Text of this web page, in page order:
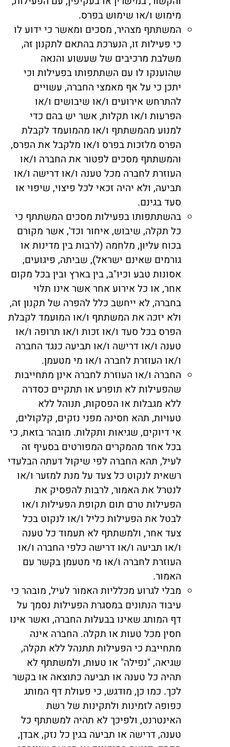
מימוש ו/או שימוש בפרס.
המשתתף מצהיר, מסכים ומאשר כי ידוע לו
כי פעילות זו, הנערכת בהתאם לתקנון זה,
משלבת מרכיבים של שעשוע והנאה
שהוענקו לו עם השתתפותו בפעילות וכי
יתכן כי על אף מאמצי החברה, עשויים
להתרחש אירועים ו/או שיבושים ו/או
הפרעות ו/או תקלות, אשר יש בהם כדי
למנוע מהמשתתף ו/או מהמועמד לקבלת
הפרס מלזכות בפרס ו/או מלקבל את הפרס,
והמשתתף מסכים לפטור את החברה ו/או
העוזרת לחברה מכל טענה ו/או דרישה ו/או
תביעה, ולא יהיה זכאי לכל פיצוי, שיפוי או
סעד בגינם.
בהשתתפותו בפעילות מסכים המשתתף כי
כל תקלה, שיבוש, איחור וכד', אשר מקורם
בכוח עליון, מלחמה (לרבות בין מדינות או
גורמים שאינם ישראל), שביתה, פיגועים,
אסונות טבע וכיו"ב, בין בארץ ובין בכל מקום
אחר, או כל אירוע אחר אשר אינו תלוי
בחברה, לא ייחשב כלל להפרה של תקנון זה,
ולא יזכה את המשתתף ו/או המועמד לקבלת
הפרס בכל סעד ו/או זכות ו/או תרופה ו/או
טענה ו/או דרישה ו/או תביעה כנגד החברה
ו/או העוזרת לחברה ו/או מי מטעמן.
החברה ו/או העוזרת לחברה אינן מתחייבות
שהפעילות לא תופרע או תתקיים כסדרה
ללא מגבלות או הפסקות, תנוהל ללא
טעויות, תהא חסינה מפני נזקים, קלקולים,
אי דיוקים, שגיאות ותקלות. מובהר בזאת, כי
בכל אחד מהמקרים המפורטים בסעיף זה
לעיל, תהא החברה לפי שיקול דעתה הבלעדי
רשאית לנקוט כל צעד על מנת למזער ו/או
לנטרל את האמור, לרבות להפסיק את
הפעילות טרם תום תקופת הפעילות ו/או
לבטל את הפעילות כליל ו/או לנקוט בכל
צעד אחר, ולמשתתף לא תעמוד כל טענה
ו/או תביעה ו/או דרישה כלפי החברה ו/או
העוזרת לחברה ו/או מי מטעמן בקשר עם
האמור.
מבלי לגרוע מכלליות האמור לעיל, מובהר כי
עיבוד הנתונים במסגרת הפעילות נסמך על
דף המותג שאינו בבעלות החברה, ואשר אינו
חסין מכל טעות או תקלה. החברה אינה
מתחייבת כי הפעילות תתנהל ללא תקלה,
שגיאה, "נפילה" או טעות, ולמשתתף לא
תהיה כל טענה או תביעה כתוצאה או בקשר
לכך. כמו כן, מודגש, כי פעולת דף המותג
כפופה לזמינות ולתקינות של רשת
האינטרנט, ולפיכך לא תהיה למשתתף כל
טענה, דרישה או תביעה בגין כל נזק, אבדן,